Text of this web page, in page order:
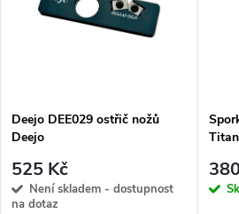
Deejo DEE029 ostřič nožů
Deejo
525 Kč
Není skladem - dostupnost
na dotaz